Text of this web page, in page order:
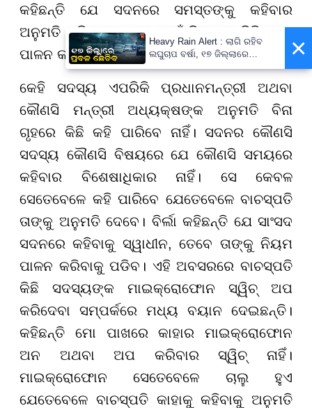
କହିଛନ୍ତି ଯେ ସଦନରେ ସମସ୍ତଙ୍କୁ କହିବାର
ଅନୁମତି ଅଛି ହେଲେ ଏଥି ପାଇଁ ନିୟମ ଓ ବିନିୟମକୁ
ପାଳନ କରି ସେ କହି ପାରିବେ।
କେହି ସଦସ୍ୟ ଏପରିକି ପ୍ରଧାନମନ୍ତ୍ରୀ ଅଥବା
କୌଣସି ମନ୍ତ୍ରୀ ଅଧ୍ୟକ୍ଷଙ୍କ ଅନୁମତି ବିନା
ଗୃହରେ କିଛି କହି ପାରିବେ ନାହିଁ। ସଦନର କୌଣସି
ସଦସ୍ୟ କୌଣସି ବିଷୟରେ ଯେ କୌଣସି ସମୟରେ
କହିବାର ବିଶେଷାଧିକାର ନାହିଁ। ସେ କେବଳ
ସେତେବେଳେ କହି ପାରିବେ ଯେତେବେଳେ ବାଚସ୍ପତି
ତାଙ୍କୁ ଅନୁମତି ଦେବେ। ବିର୍ଲା କହିଛନ୍ତି ଯେ ସାଂସଦ
ସଦନରେ କହିବାକୁ ସ୍ୱାଧୀନ, ତେବେ ତାଙ୍କୁ ନିୟମ
ପାଳନ କରିବାକୁ ପଡିବ। ଏହି ଅବସରରେ ବାଚସ୍ପତି
କିଛି ସଦସ୍ୟଙ୍କ ମାଇକ୍ରୋଫୋନ ସ୍ୱିଚ୍ ଅପ
କରିଦେବା ସମ୍ପର୍କରେ ମଧ୍ୟ ବୟାନ ଦେଇଛନ୍ତି।
କହିଛନ୍ତି ମୋ ପାଖରେ କାହାର ମାଇକ୍ରୋଫୋନ
ଅନ ଅଥବା ଅପ କରିବାର ସ୍ୱିଚ୍ ନାହିଁ।
ମାଇକ୍ରୋଫୋନ ସେତେବେଳେ ଚାଲୁ ହୁଏ
ଯେତେବେଳେ ବାଚସ୍ପତି କାହାକୁ କହିବାକୁ ଅନୁମତି
×
Heavy Rain Alert : ଲାଗି ରହିବ
ଲଘୁଚାପ ବର୍ଷା, ୧୭ ଜିଲ୍ଲାରେ
କାଚିବ, ଡରାଇଲାଣି ଆଉ ଏକ ବନ୍ୟା